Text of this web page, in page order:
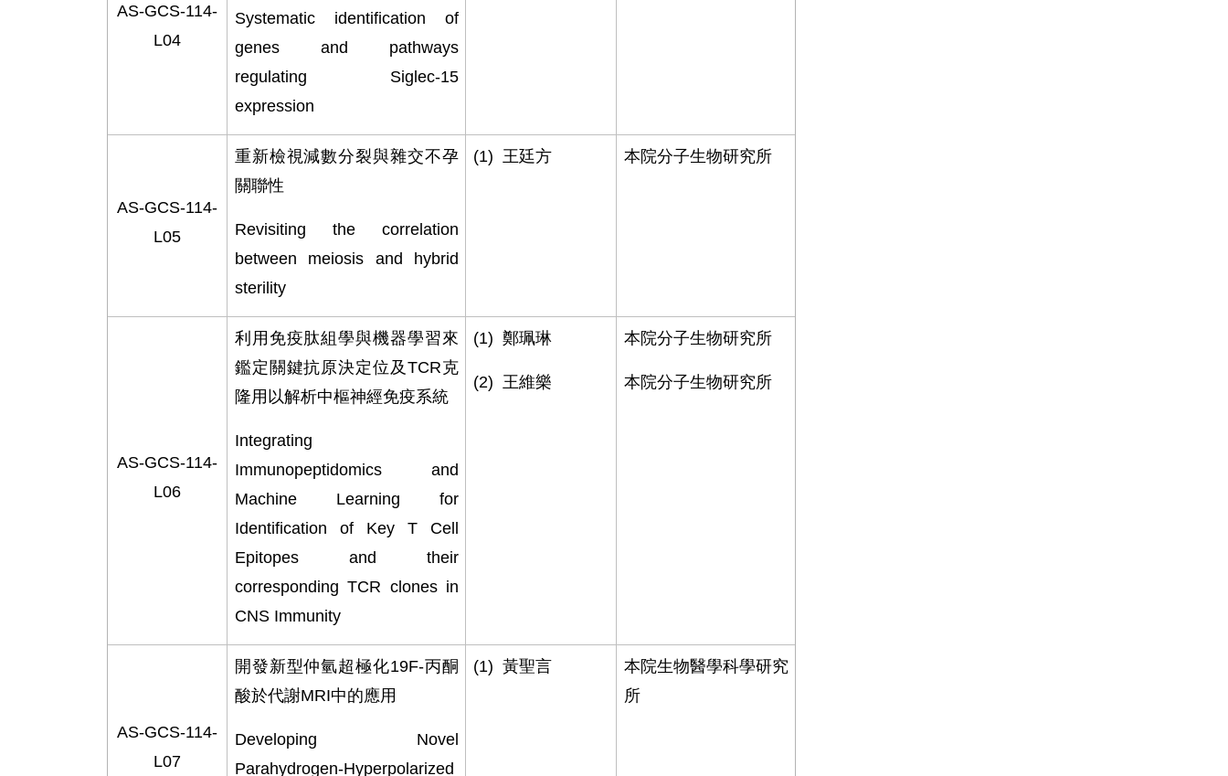
AS-GCS-114-
L04
Systematic identification of
genes and pathways
regulating Siglec-15
expression
AS-GCS-114-
L05
重新檢視減數分裂與雜交不孕
關聯性
Revisiting the correlation
between meiosis and hybrid
sterility
(1) 王廷方 本院分子生物研究所
AS-GCS-114-
L06
利用免疫肽組學與機器學習來
鑑定關鍵抗原決定位及TCR克
隆用以解析中樞神經免疫系統
Integrating
Immunopeptidomics and
Machine Learning for
Identification of Key T Cell
Epitopes and their
corresponding TCR clones in
CNS Immunity
(1) 鄭珮琳
(2) 王維樂
本院分子生物研究所
本院分子生物研究所
AS-GCS-114-
L07
開發新型仲氫超極化19F-丙酮
酸於代謝MRI中的應用
Developing Novel
Parahydrogen-Hyperpolarized
(1) 黃聖言
本院生物醫學科學研究
所